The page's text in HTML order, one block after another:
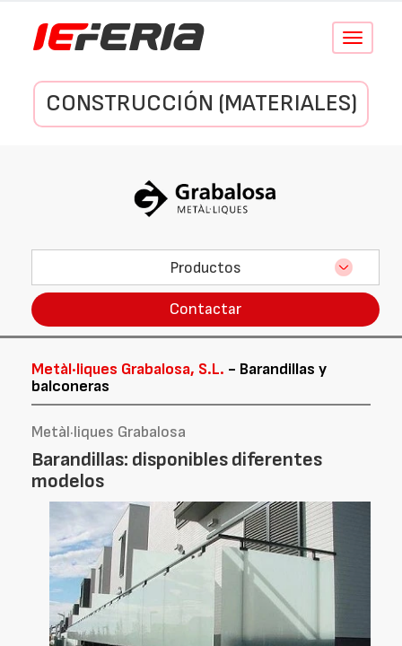
Conmutar
CONSTRUCCIÓN (MATERIALES)
Productos
Contactar
Metàl·liques Grabalosa, S.L. - Barandillas y
balconeras
Metàl·liques Grabalosa
Barandillas: disponibles diferentes
modelos